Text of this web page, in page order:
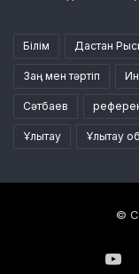
Білім Дастан
Заң мен тәртіп
Сәтбаев
Ұлытау Ұлытау
©